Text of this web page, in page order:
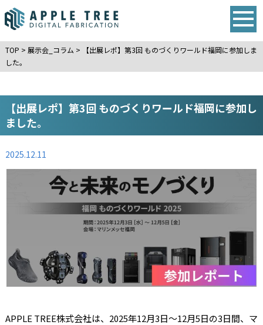
TOP > 展示会_コラム >
【出展レポ】第3回 ものづくりワールド福岡に参加しま
した。
【出展レポ】第3回 ものづくりワールド福岡に参加し
ました。
2025.12.11
APPLE TREE株式会社は、2025年12月3日～12月5日の3日間、マ